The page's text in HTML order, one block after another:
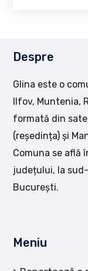
Despre
Glina este o
Ilfov, Muntenia,
formată din
(reședința) și
Comuna se află
județului, la
București.
Meniu